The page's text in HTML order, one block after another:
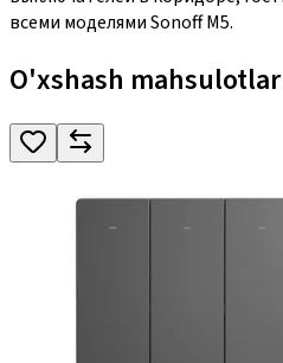
всеми моделями Sonoff M5.
O'xshash mahsulotlar